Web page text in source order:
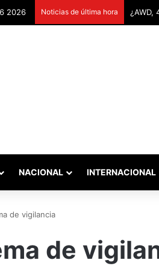
2026 Noticias de última hora
NACIONAL INTERNACIONAL
de vigilancia
de